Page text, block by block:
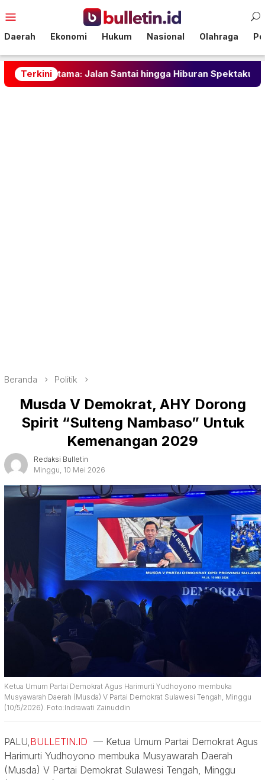
ke
Mobile
Daerah Ekonomi Hukum Nasional Olahraga
Terkini
Jalan Santai hingga Hiburan Spektakuler
Beranda Politik
Musda V Demokrat, AHY Dorong
Spirit “Sulteng Nambaso” Untuk
Kemenangan 2029
Redaksi Bulletin
Minggu, 10 Mei 2026
Ketua Umum Partai Demokrat Agus Harimurti Yudhoyono membuka
Musyawarah Daerah (Musda) V Partai Demokrat Sulawesi Tengah, Minggu
(10/5/2026). Foto:Indrawati Zainuddin
PALU,BULLETIN.ID — Ketua Umum Partai Demokrat Agus
Harimurti Yudhoyono membuka Musyawarah Daerah
(Musda) V Partai Demokrat Sulawesi Tengah, Minggu